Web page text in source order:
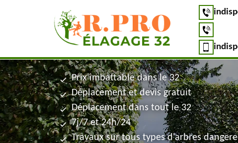
Prix imbattable dans le 32
Déplacement et devis gratuit
Déplacement dans tout le 32
7j/7 et 24h/24
Travaux sur tous types d'arbres